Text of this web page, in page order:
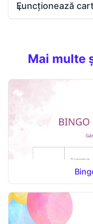
Funcționează
Mai multe